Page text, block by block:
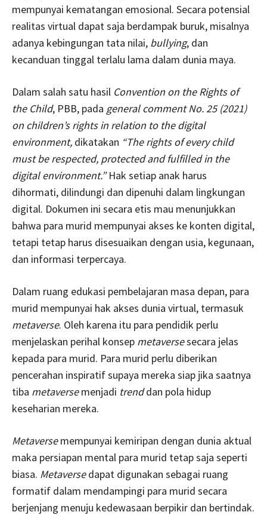
mempunyai kematangan emosional. Secara potensial
realitas virtual dapat saja berdampak buruk, misalnya
adanya kebingungan tata nilai, bullying, dan
kecanduan tinggal terlalu lama dalam dunia maya.
Dalam salah satu hasil Convention on the Rights of
the Child, PBB, pada general comment No. 25 (2021)
on children’s rights in relation to the digital
environment, dikatakan “The rights of every child
must be respected, protected and fulfilled in the
digital environment.”Hak setiap anak harus
dihormati, dilindungi dan dipenuhi dalam lingkungan
digital. Dokumen ini secara etis mau menunjukkan
bahwa para murid mempunyai akses ke konten digital,
tetapi tetap harus disesuaikan dengan usia, kegunaan,
dan informasi terpercaya.
Dalam ruang edukasi pembelajaran masa depan, para
murid mempunyai hak akses dunia virtual, termasuk
metaverse. Oleh karena itu para pendidik perlu
menjelaskan perihal konsep metaversesecara jelas
kepada para murid. Para murid perlu diberikan
pencerahan inspiratif supaya mereka siap jika saatnya
tiba metaversemenjadi trenddan pola hidup
keseharian mereka.
Metaversemempunyai kemiripan dengan dunia aktual
maka persiapan mental para murid tetap saja seperti
biasa. Metaversedapat digunakan sebagai ruang
formatif dalam mendampingi para murid secara
berjenjang menuju kedewasaan berpikir dan bertindak.